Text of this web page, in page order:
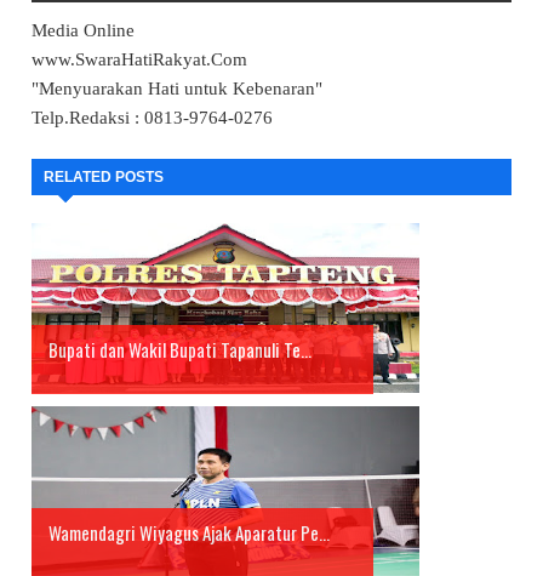
Media Online
www.SwaraHatiRakyat.Com
"Menyuarakan Hati untuk Kebenaran"
Telp.Redaksi : 0813-9764-0276
RELATED POSTS
Bupati dan Wakil Bupati Tapanuli Te...
Wamendagri Wiyagus Ajak Aparatur Pe...